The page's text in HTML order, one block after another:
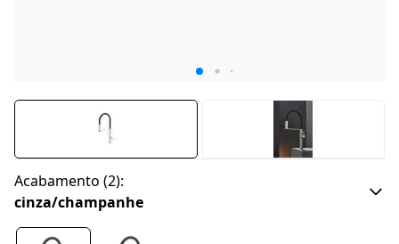
Acabamento (2):
cinza/champanhe